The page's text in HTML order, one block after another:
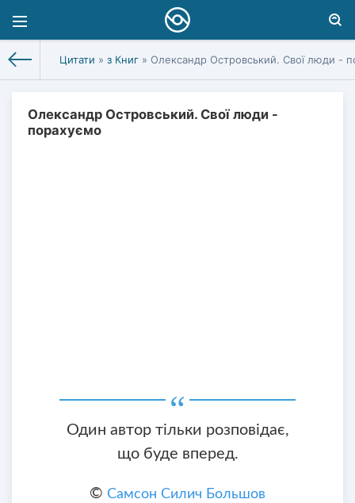
Цитати » з Книг » Олександр Островський. Свої люди -
Олександр Островський. Свої люди -
порахуємо
Один автор тільки розповідає,
що буде вперед.
© Самсон Силич Большов